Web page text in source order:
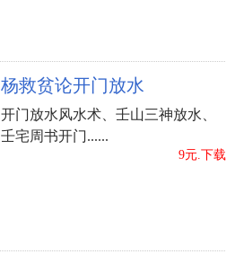
杨救贫论开门放水
开门放水风水术、壬山三神放水、
壬宅周书开门......
9元.下载